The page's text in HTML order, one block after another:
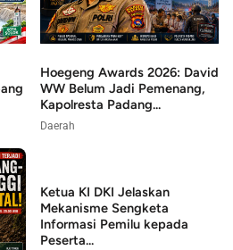
Hoegeng Awards 2026: David
WW Belum Jadi Pemenang,
Kapolresta Padang...
Daerah
Ketua KI DKI Jelaskan
Mekanisme Sengketa
Informasi Pemilu kepada
Peserta...